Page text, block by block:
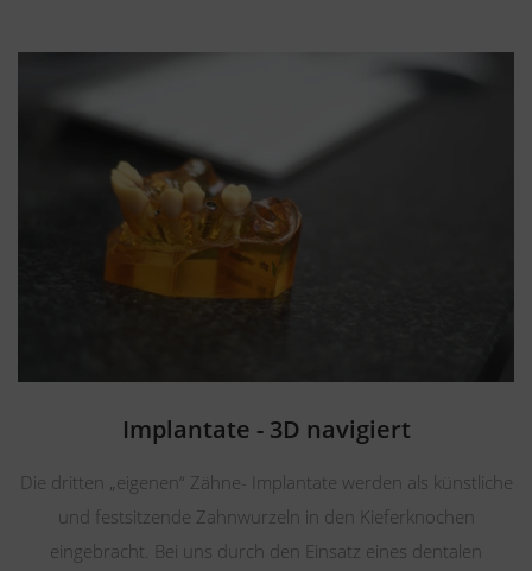
Implantate - 3D navigiert
Die dritten „eigenen“ Zähne- Implantate werden als künstliche
und festsitzende Zahnwurzeln in den Kieferknochen
eingebracht. Bei uns durch den Einsatz eines dentalen